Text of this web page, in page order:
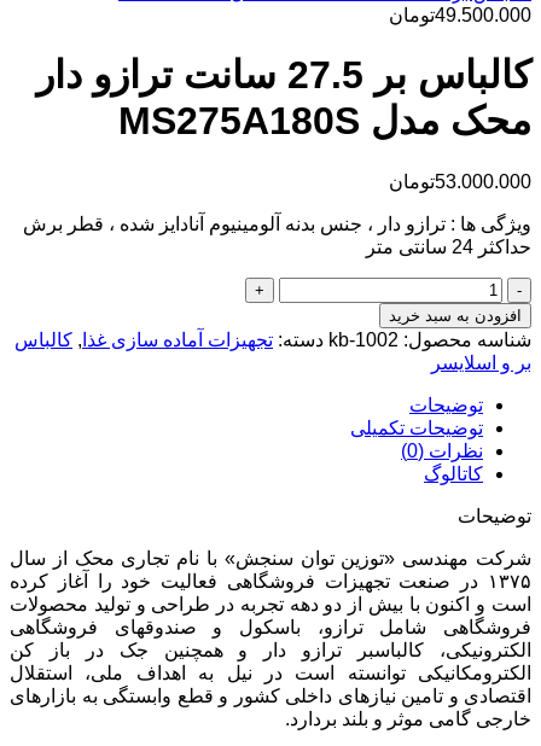
49.500.000تومان
کالباس بر 27.5 سانت ترازو دار
محک مدل MS275A180S
53.000.000تومان
ویژگی ها : ترازو دار ، جنس بدنه آلومینیوم آنادایز شده ، قطر برش
حداکثر 24 سانتی متر
کالباس
بر
27.5
سانت
ترازو
دار
محک
مدل
MS275A180S
افزودن به سبد خرید
شناسه محصول: kb-1002 دسته: تجهیزات آماده سازی غذا , کالباس
بر و اسلایسر
توضیحات
توضیحات تکمیلی
نظرات (0)
کاتالوگ
توضیحات
شرکت مهندسی «توزین توان سنجش» با نام تجاری محک از سال
۱۳۷۵ در صنعت تجهیزات فروشگاهی فعالیت خود را آغاز کرده
است و اکنون با بیش از دو دهه تجربه در طراحی و تولید محصولات
فروشگاهی شامل ترازو، باسکول و صندوق­های فروشگاهی
الکترونیکی، کالباسبر ترازو دار و همچنین جک در باز کن
الکترومکانیکی توانسته است در نیل به اهداف ملی، استقلال
اقتصادی و تامین نیازهای داخلی کشور و قطع وابستگی به بازارهای
خارجی گامی موثر و بلند بردارد.